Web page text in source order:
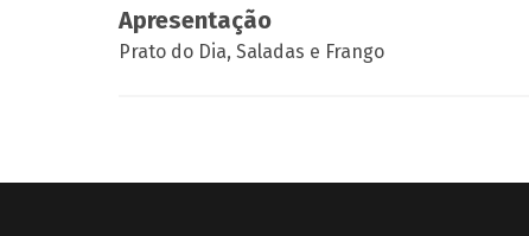
Apresentação
Prato do Dia, Saladas e Frango